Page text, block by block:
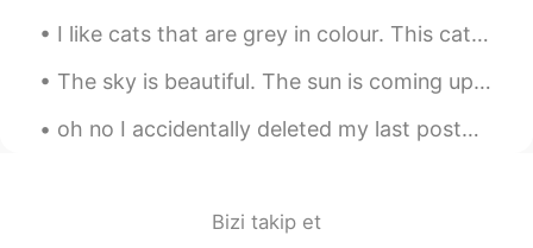
菓子を買いました。
🤩 最初はくさくさと温かくて、雨が降
時食べること
違う。
、全然違った
I like cats that are grey in colour. This cat often comes to visit my house especially when it is...
The sky is beautiful. The sun is coming up. I will try my best today for the job interview. 😊 ...
oh no I accidentally deleted my last post😂😂😂😂😂 baka me sorry guys let's get to the point 😂😂 I...
Bizi takip et